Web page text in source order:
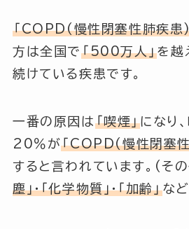
「COPD(慢性閉塞性肺疾患)
方は全国で 「500万人」を越
続けている疾患です。
一番の原因は 「喫煙」になり
20％が「COPD(慢性閉塞
すると言われています。(そ
塵」・「化学物質」・「加齢」など